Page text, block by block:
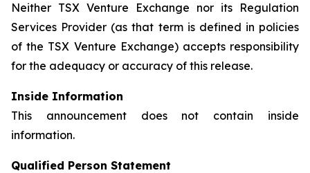
Neither TSX Venture Exchange nor its Regulation
Services Provider (as that term is defined in policies
of the TSX Venture Exchange) accepts responsibility
for the adequacy or accuracy of this release.
Inside Information
This announcement does not contain inside
information.
Qualified Person Statement